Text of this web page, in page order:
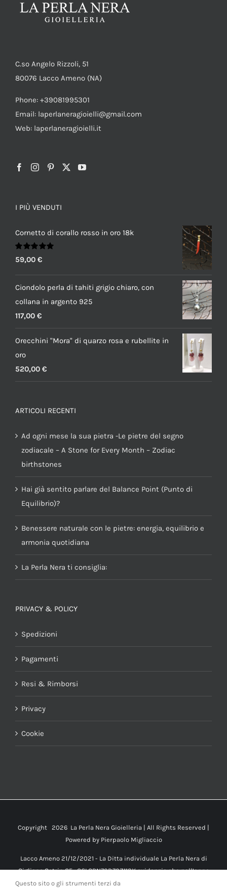
C.so Angelo Rizzoli, 51
80076 Lacco Ameno (NA)
Phone: +39081995301
Email: laperlaneragioielli@gmail.com
Web: laperlaneragioielli.it
I PIÙ VENDUTI
Cornetto di corallo rosso in oro 18k
Valutato
5.00 su 5
59,00 €
Ciondolo perla di tahiti grigio chiaro, con
collana in argento 925
117,00 €
Orecchini "Mora" di quarzo rosa e rubellite in
oro
520,00 €
ARTICOLI RECENTI
Ad ogni mese la sua pietra -Le pietre del segno
zodiacale – A Stone for Every Month – Zodiac
birthstones
Hai già sentito parlare del Balance Point (Punto di
Equilibrio)?
Benessere naturale con le pietre: energia, equilibrio e
armonia quotidiana
La Perla Nera ti consiglia:
PRIVACY & POLICY
Spedizioni
Pagamenti
Resi & Rimborsi
Privacy
Cookie
Copyright 2026 La Perla Nera Gioielleria | All Rights Reserved |
Powered by Pierpaolo Migliaccio
Lacco Ameno 21/12/2021 - La Ditta individuale La Perla Nera di
Cigliano Catrin CF : CGLCRN70D70Z112X evidenzia che nell’anno
2021
Questo sito o gli strumenti terzi da